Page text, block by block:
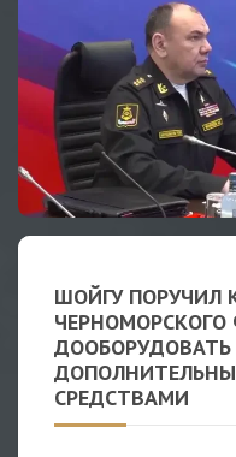
ШОЙГУ
ЧЕРНОМОРСКОГО
ДООБОРУДОВАТЬ
СРЕДСТВАМИ